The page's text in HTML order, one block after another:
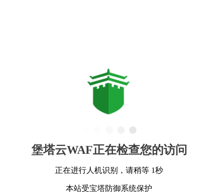
堡塔云WAF正在检查您的访问
正在进行人机识别，请稍等 1秒
本站受宝塔防御系统保护